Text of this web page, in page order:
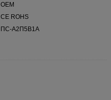
OEM
CE ROHS
ПС-А2П5В1А